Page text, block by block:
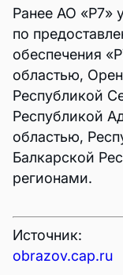
Ранее АО «Р7»
по
обеспечения
областью,
Республикой
Республикой
областью,
Балкарской
регионами.
Источник:
obrazov.cap.ru